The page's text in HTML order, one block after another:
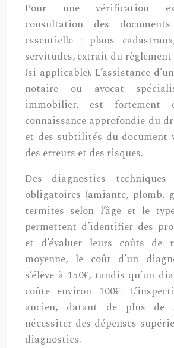
Pour une vérification
consultation des
essentielle : plans
servitudes, extrait du
(si applicable). L’assistance
notaire ou avocat
immobilier, est fortement
connaissance approfondie du
et des subtilités du document
des erreurs et des risques.
Des diagnostics
obligatoires (amiante, plomb,
termites selon l’âge et le
permettent d’identifier des
et d’évaluer leurs coûts de
moyenne, le coût d’un
s’élève à 150€, tandis qu’un
coûte environ 100€.
ancien, datant de plus de
nécessiter des dépenses
diagnostics.